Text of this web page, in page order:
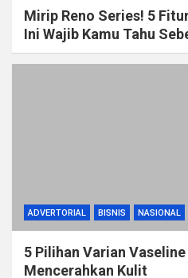
Mirip Reno Series! 5
Ini Wajib Kamu Tahu
ADVERTORIAL BISNIS NASIONAL
5 Pilihan Varian
Mencerahkan Kulit